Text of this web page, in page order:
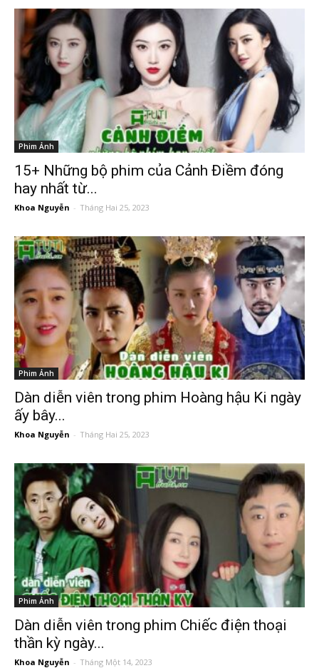
Phim Ảnh
15+ Những bộ phim của Cảnh Điềm đóng
hay nhất từ...
Khoa Nguyễn - Tháng Hai 25, 2023
Phim Ảnh
Dàn diễn viên trong phim Hoàng hậu Ki ngày
ấy bây...
Khoa Nguyễn - Tháng Hai 25, 2023
Phim Ảnh
Dàn diễn viên trong phim Chiếc điện thoại
thần kỳ ngày...
Khoa Nguyễn - Tháng Một 14, 2023